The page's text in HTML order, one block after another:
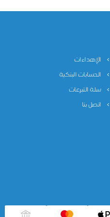
الإهداءات
الحسابات البنكية
سلة التبرعات
اتصل بنا